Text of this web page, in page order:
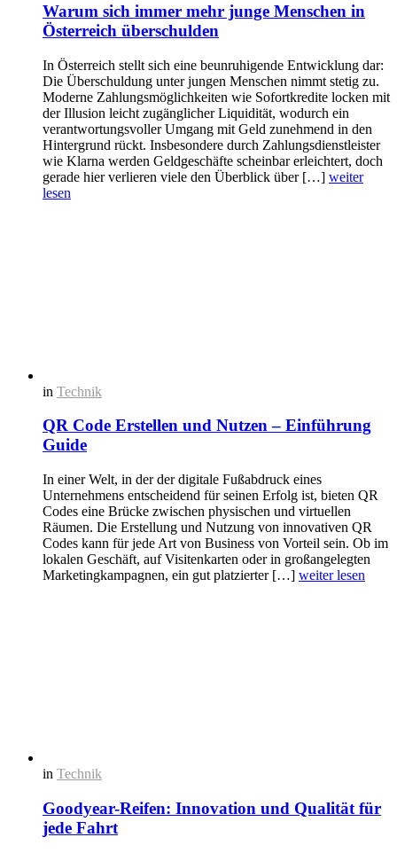
Warum sich immer mehr junge Menschen in
Österreich überschulden
In Österreich stellt sich eine beunruhigende Entwicklung dar:
Die Überschuldung unter jungen Menschen nimmt stetig zu.
Moderne Zahlungsmöglichkeiten wie Sofortkredite locken mit
der Illusion leicht zugänglicher Liquidität, wodurch ein
verantwortungsvoller Umgang mit Geld zunehmend in den
Hintergrund rückt. Insbesondere durch Zahlungsdienstleister
wie Klarna werden Geldgeschäfte scheinbar erleichtert, doch
gerade hier verlieren viele den Überblick über […] weiter
lesen
in Technik
QR Code Erstellen und Nutzen – Einführung
Guide
In einer Welt, in der der digitale Fußabdruck eines
Unternehmens entscheidend für seinen Erfolg ist, bieten QR
Codes eine Brücke zwischen physischen und virtuellen
Räumen. Die Erstellung und Nutzung von innovativen QR
Codes kann für jede Art von Business von Vorteil sein. Ob im
lokalen Geschäft, auf Visitenkarten oder in großangelegten
Marketingkampagnen, ein gut platzierter […] weiter lesen
in Technik
Goodyear-Reifen: Innovation und Qualität für
jede Fahrt